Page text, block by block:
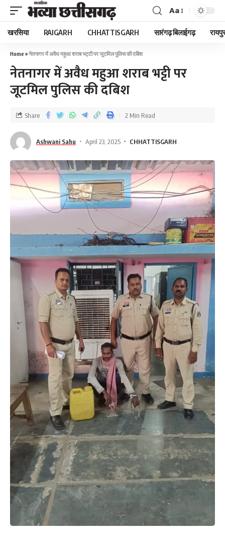
Aa
खरसिया RAIGARH CHHATTISGARH सारंगढ़ बिलाईगढ़
Home »नेतनागर में अवैध महुआ शराब भट्टी पर जूटमिल पुलिस की दबिश
नेतनागर में अवैध महुआ शराब भट्टी पर
जूटमिल पुलिस की दबिश
Ashwani Sahu April 23, 2025 CHHATTISGARH
Share 2 Min Read